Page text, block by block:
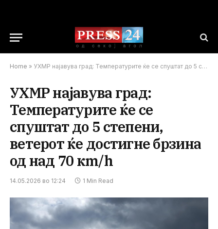
Home » УХМР најавува град: Температурите ќе се спуштат до 5 степени, ветерот ќе достигне брзина од над 70 кm/h
УХМР најавува град:
Температурите ќе се
спуштат до 5 степени,
ветерот ќе достигне брзина
од над 70 кm/h
14.05.2026 во 12:24 1 Min Read